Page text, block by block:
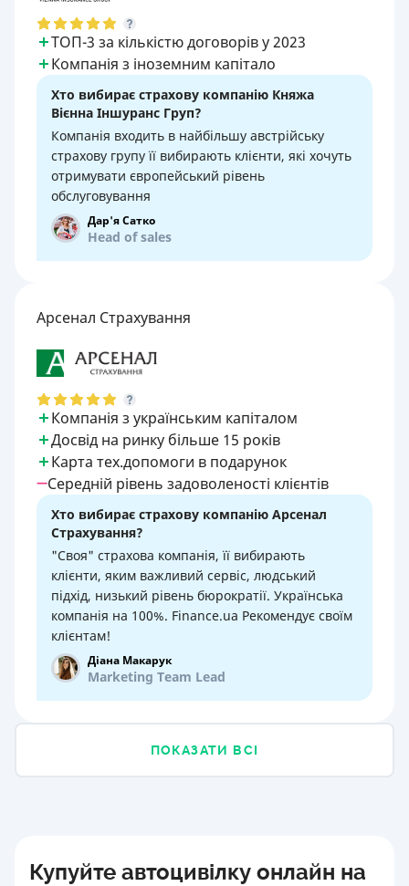
ТОП-3 за кількістю договорів у 2023
Компанія з іноземним капітало
Хто вибирає страхову компанію Княжа
Вієнна Іншуранс Груп?
Компанія входить в найбільшу австрійську
страхову групу її вибирають клієнти, які хочуть
отримувати європейський рівень
обслуговування
Дар'я Сатко
Head of sales
Арсенал Страхування
Компанія з українським капіталом
Досвід на ринку більше 15 років
Карта тех.допомоги в подарунок
Середній рівень задоволеності клієнтів
Хто вибирає страхову компанію Арсенал
Страхування?
"Своя" страхова компанія, її вибирають
клієнти, яким важливий сервіс, людський
підхід, низький рівень бюрократії. Українська
компанія на 100%. Finance.ua Рекомендує своїм
клієнтам!
Діана Макарук
Marketing Team Lead
ПОКАЗАТИ ВСІ
Купуйте автоцивілку онлайн на